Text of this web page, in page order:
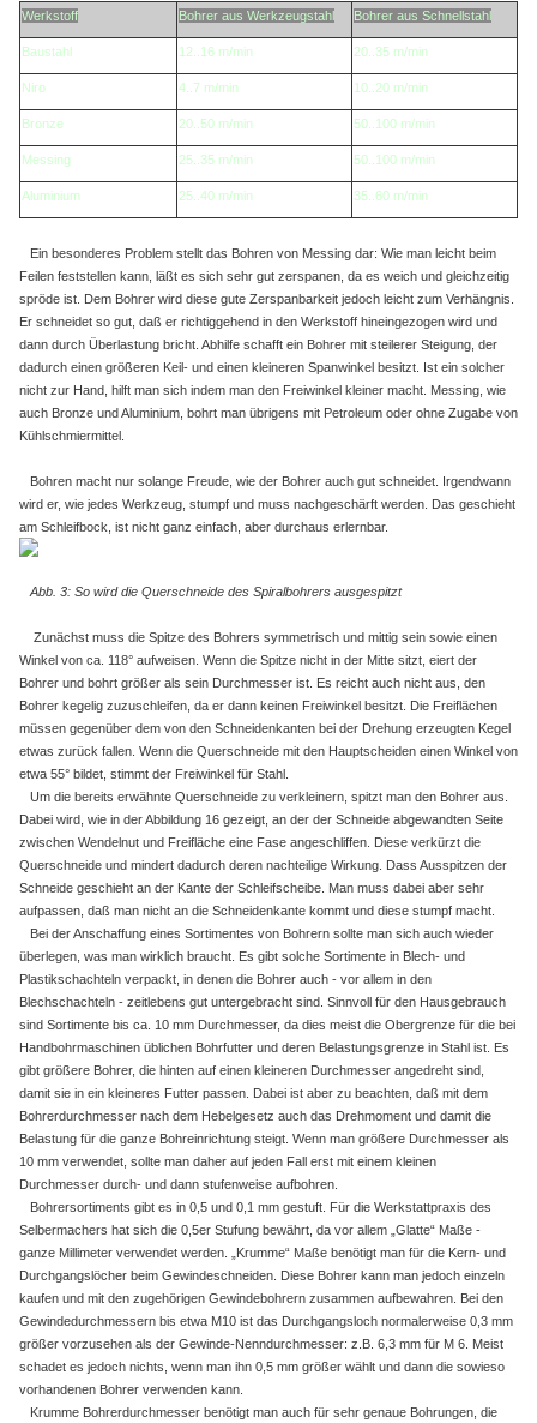
Werkstoff Bohrer aus Werkzeugstahl Bohrer aus Schnellstahl
Baustahl 12..16 m/min 20..35 m/min
Niro 4..7 m/min 10..20 m/min
Bronze 20..50 m/min 50..100 m/min
Messing 25..35 m/min 50..100 m/min
Aluminium 25..40 m/min 35..60 m/min
Ein besonderes Problem stellt das Bohren von Messing dar: Wie man leicht beim
Feilen feststellen kann, läßt es sich sehr gut zerspanen, da es weich und gleichzeitig
spröde ist. Dem Bohrer wird diese gute Zerspanbarkeit jedoch leicht zum Verhängnis.
Er schneidet so gut, daß er richtiggehend in den Werkstoff hineingezogen wird und
dann durch Überlastung bricht. Abhilfe schafft ein Bohrer mit steilerer Steigung, der
dadurch einen größeren Keil- und einen kleineren Spanwinkel besitzt. Ist ein solcher
nicht zur Hand, hilft man sich indem man den Freiwinkel kleiner macht. Messing, wie
auch Bronze und Aluminium, bohrt man übrigens mit Petroleum oder ohne Zugabe von
Kühlschmiermittel.
Bohren macht nur solange Freude, wie der Bohrer auch gut schneidet. Irgendwann
wird er, wie jedes Werkzeug, stumpf und muss nachgeschärft werden. Das geschieht
am Schleifbock, ist nicht ganz einfach, aber durchaus erlernbar.
Abb. 3: So wird die Querschneide des Spiralbohrers ausgespitzt
Zunächst muss die Spitze des Bohrers symmetrisch und mittig sein sowie einen
Winkel von ca. 118° aufweisen. Wenn die Spitze nicht in der Mitte sitzt, eiert der
Bohrer und bohrt größer als sein Durchmesser ist. Es reicht auch nicht aus, den
Bohrer kegelig zuzuschleifen, da er dann keinen Freiwinkel besitzt. Die Freiflächen
müssen gegenüber dem von den Schneidenkanten bei der Drehung erzeugten Kegel
etwas zurück fallen. Wenn die Querschneide mit den Hauptscheiden einen Winkel von
etwa 55° bildet, stimmt der Freiwinkel für Stahl.
Um die bereits erwähnte Querschneide zu verkleinern, spitzt man den Bohrer aus.
Dabei wird, wie in der Abbildung 16 gezeigt, an der der Schneide abgewandten Seite
zwischen Wendelnut und Freifläche eine Fase angeschliffen. Diese verkürzt die
Querschneide und mindert dadurch deren nachteilige Wirkung. Dass Ausspitzen der
Schneide geschieht an der Kante der Schleifscheibe. Man muss dabei aber sehr
aufpassen, daß man nicht an die Schneidenkante kommt und diese stumpf macht.
Bei der Anschaffung eines Sortimentes von Bohrern sollte man sich auch wieder
überlegen, was man wirklich braucht. Es gibt solche Sortimente in Blech- und
Plastikschachteln verpackt, in denen die Bohrer auch - vor allem in den
Blechschachteln - zeitlebens gut untergebracht sind. Sinnvoll für den Hausgebrauch
sind Sortimente bis ca. 10 mm Durchmesser, da dies meist die Obergrenze für die bei
Handbohrmaschinen üblichen Bohrfutter und deren Belastungsgrenze in Stahl ist. Es
gibt größere Bohrer, die hinten auf einen kleineren Durchmesser angedreht sind,
damit sie in ein kleineres Futter passen. Dabei ist aber zu beachten, daß mit dem
Bohrerdurchmesser nach dem Hebelgesetz auch das Drehmoment und damit die
Belastung für die ganze Bohreinrichtung steigt. Wenn man größere Durchmesser als
10 mm verwendet, sollte man daher auf jeden Fall erst mit einem kleinen
Durchmesser durch- und dann stufenweise aufbohren.
Bohrersortiments gibt es in 0,5 und 0,1 mm gestuft. Für die Werkstattpraxis des
Selbermachers hat sich die 0,5er Stufung bewährt, da vor allem „Glatte“ Maße -
ganze Millimeter verwendet werden. „Krumme“ Maße benötigt man für die Kern- und
Durchgangslöcher beim Gewindeschneiden. Diese Bohrer kann man jedoch einzeln
kaufen und mit den zugehörigen Gewindebohrern zusammen aufbewahren. Bei den
Gewindedurchmessern bis etwa M10 ist das Durchgangsloch normalerweise 0,3 mm
größer vorzusehen als der Gewinde-Nenndurchmesser: z.B. 6,3 mm für M 6. Meist
schadet es jedoch nichts, wenn man ihn 0,5 mm größer wählt und dann die sowieso
vorhandenen Bohrer verwenden kann.
Krumme Bohrerdurchmesser benötigt man auch für sehr genaue Bohrungen, die